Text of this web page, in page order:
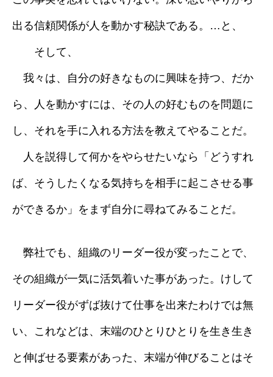
出る信頼関係が人を動かす秘訣である。…と、
そして、
我々は、自分の好きなものに興味を持つ、だか
ら、人を動かすには、その人の好むものを問題に
し、それを手に入れる方法を教えてやることだ。
人を説得して何かをやらせたいなら「どうすれ
ば、そうしたくなる気持ちを相手に起こさせる事
ができるか」をまず自分に尋ねてみることだ。
弊社でも、組織のリーダー役が変ったことで、
その組織が一気に活気着いた事があった。けして
リーダー役がずば抜けて仕事を出来たわけでは無
い、これなどは、末端のひとりひとりを生き生き
と伸ばせる要素があった、末端が伸びることはそ